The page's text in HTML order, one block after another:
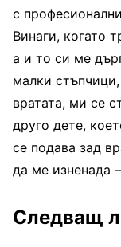
с
Винаги, когато
а и то си ме
малки
вратата, ми се
друго дете,
се подава зад
да ме изненада
Следващ